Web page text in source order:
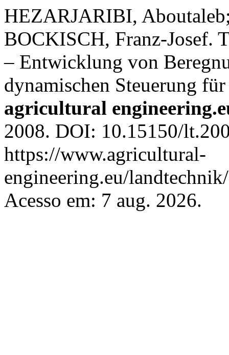
HEZARJARIBI,
BOCKISCH, Franz-Josef.
– Entwicklung von
dynamischen Steuerung
agricultural
2008. DOI: 10.15150/
https://www.agricultural-
engineering.eu/
Acesso em: 7 aug. 2026.